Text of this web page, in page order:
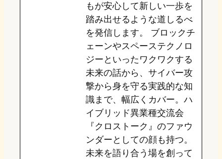
もが安心して新しい一歩を
踏み出せるような道しるべ
を発信します。 ブロックチ
ェーンやスペーステクノロ
ジーといったワクワクする
未来の話から、サイバー攻
撃から身を守る実践的な知
識まで、幅広くカバー。ハ
イブリッド異業種交流会
『クロストーク』のファウ
ンダーとしての顔も持つ。
未来を語り合う場を創って